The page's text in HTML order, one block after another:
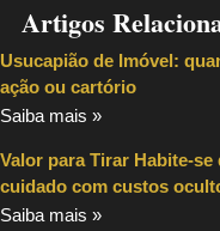
Artigos
Usucapião de Imóvel:
ação ou cartório
Saiba mais »
Valor para Tirar Habite-
cuidado com custos
Saiba mais »